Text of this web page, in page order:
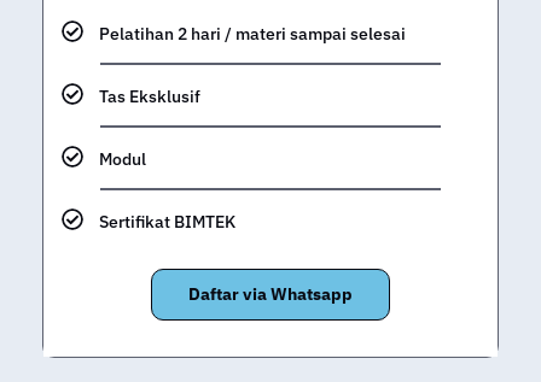
Pelatihan 2 hari / materi sampai selesai
Tas Eksklusif
Modul
Sertifikat BIMTEK
Daftar via Whatsapp